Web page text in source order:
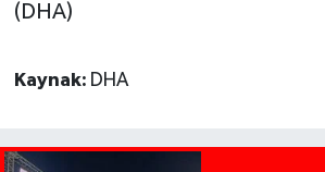
(DHA)
Kaynak: DHA